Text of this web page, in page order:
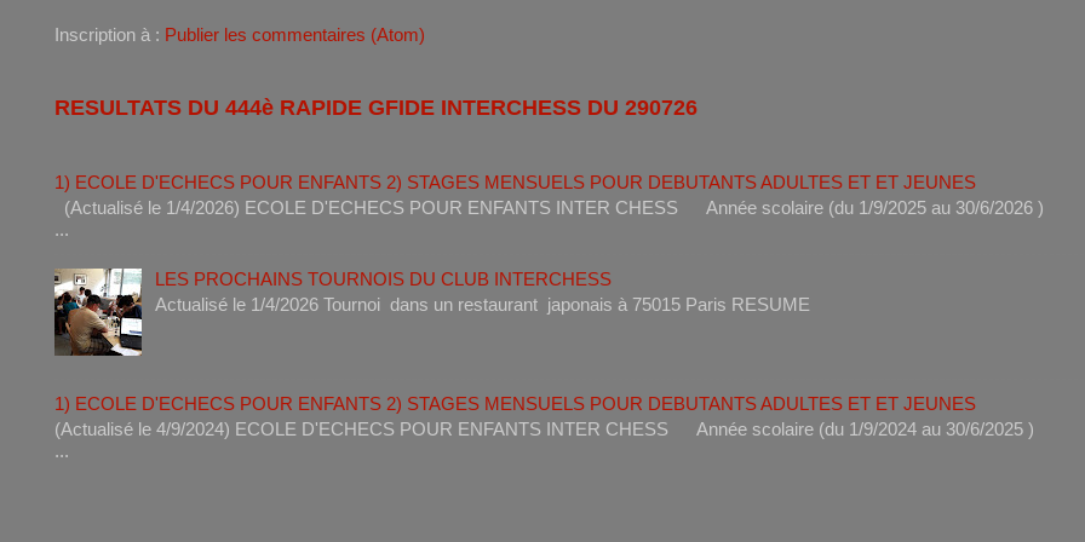
Inscription à : Publier les commentaires (Atom)
RESULTATS DU 444è RAPIDE GFIDE INTERCHESS DU 290726
1) ECOLE D'ECHECS POUR ENFANTS 2) STAGES MENSUELS POUR DEBUTANTS ADULTES ET ET JEUNES
(Actualisé le 1/4/2026) ECOLE D'ECHECS POUR ENFANTS INTER CHESS Année scolaire (du 1/9/2025 au 30/
...
LES PROCHAINS TOURNOIS DU CLUB INTERCHESS
Actualisé le 1/4/2026 Tournoi dans un restaurant japonais à 75015 Paris
1) ECOLE D'ECHECS POUR ENFANTS 2) STAGES MENSUELS POUR DEBUTANTS ADULTES ET ET JEUNES
(Actualisé le 4/9/2024) ECOLE D'ECHECS POUR ENFANTS INTER CHESS Année scolaire (du 1/9/2024 au 30/
...